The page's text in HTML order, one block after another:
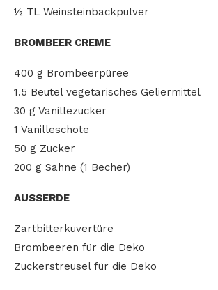
½ TL Weinsteinbackpulver
BROMBEER CREME
400 g Brombeerpüree
1.5 Beutel vegetarisches Geliermittel
30 g Vanillezucker
1 Vanilleschote
50 g Zucker
200 g Sahne (1 Becher)
AUSSERDE
Zartbitterkuvertüre
Brombeeren für die Deko
Zuckerstreusel für die Deko